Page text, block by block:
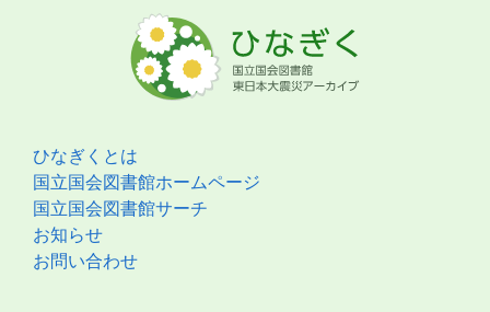
ひなぎくとは
国立国会図書館ホームページ
国立国会図書館サーチ
お知らせ
お問い合わせ